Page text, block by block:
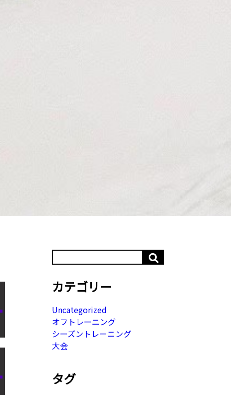
カテゴリー
Uncategorized
オフトレーニング
シーズントレーニング
大会
タグ